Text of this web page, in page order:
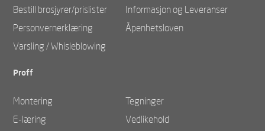
Bestill brosjyrer/prislister
Informasjon og Leveranser
Personvernerklæring
Åpenhetsloven
Varsling / Whisleblowing
Proff
Montering
Tegninger
E-læring
Vedlikehold